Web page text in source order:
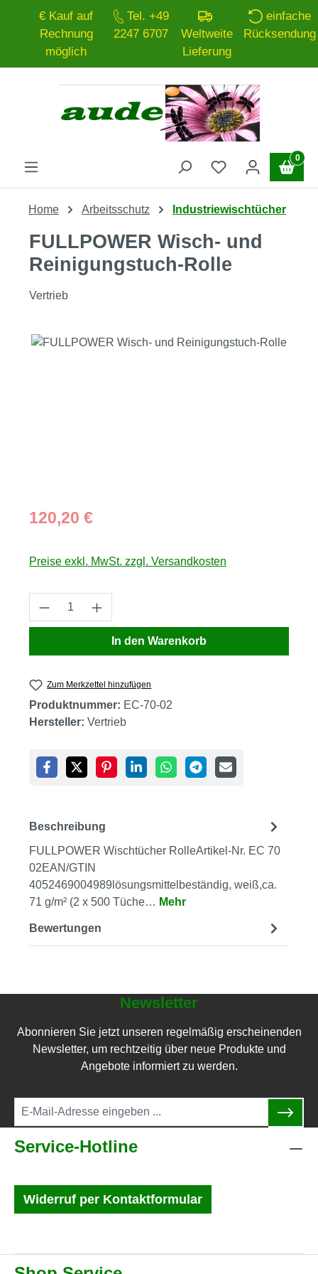
Zum Hauptinhalt springen
€ Kauf auf
Rechnung
möglich
Tel. +49
2247 6707
Weltweite
Lieferung
einfache
Rücksendung
0
Home Arbeitsschutz Industriewischtücher
FULLPOWER Wisch- und
Reinigungstuch-Rolle
Vertrieb
Bildergalerie überspringen
Regulärer Preis:
120,20 €
Preise exkl. MwSt. zzgl. Versandkosten
Produkt Anzahl: Gib den gewünschten
In den Warenkorb
Zum Merkzettel hinzufügen
Produktnummer: EC-70-02
Hersteller: Vertrieb
Beschreibung
FULLPOWER Wischtücher RolleArtikel-Nr. EC 70
02EAN/GTIN
4052469004989lösungsmittelbeständig, weiß,ca.
71 g/m² (2 x 500 Tüche… Mehr
Bewertungen
Newsletter
Abonnieren Sie jetzt unseren regelmäßig erscheinenden
Newsletter, um rechtzeitig über neue Produkte und
Angebote informiert zu werden.
Service-Hotline
Widerruf per Kontaktformular